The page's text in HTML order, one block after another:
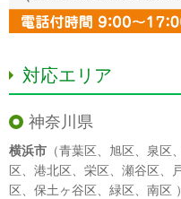
対応エリア
神奈川県
横浜市 （青葉区 旭区 泉区
区
港北区 栄区 瀬谷区
区
保土ヶ谷区 緑区 南区